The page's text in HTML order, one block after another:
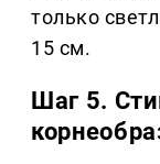
только
15 см.
Шаг 5.